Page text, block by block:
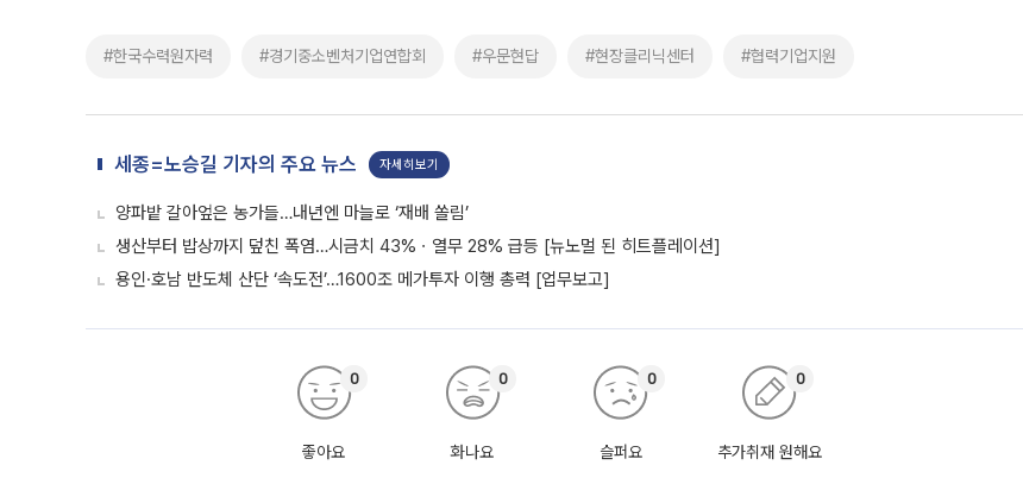
#한국수력원자력 #경기중소벤처기업연합회 #우문현답 #현장클리닉센터 #협력기업지원
세종=노승길 기자의 주요 뉴스 자세히보기
양파밭 갈아엎은 농가들…내년엔 마늘로 ‘재배 쏠림’
생산부터 밥상까지 덮친 폭염…시금치 43%ㆍ열무 28% 급등 [뉴노멀 된 히트플레이션]
용인·호남 반도체 산단 ‘속도전’…1600조 메가투자 이행 총력 [업무보고]
좋아요
0
화나요
0
슬퍼요
0
추가취재 원해요
0